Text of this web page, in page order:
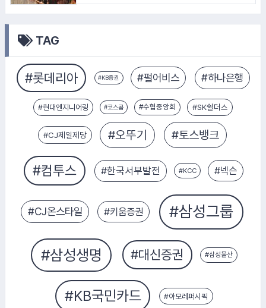
TAG
#SK쉴더스
#CJ제일제당